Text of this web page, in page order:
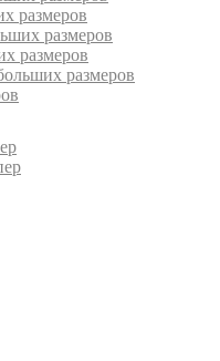
размеров
размеров
размеров
размеров